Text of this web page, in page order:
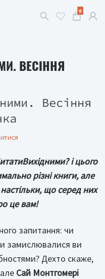
0
ВЕСІННЯ
і цього
різні книги, але
що серед них
це вам!
запитання: чи
замислювалися ви
Дехто скаже,
Сай Монтгомері